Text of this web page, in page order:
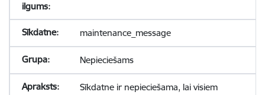
maintenance_message
Nepieciešams
Sīkdatne ir nepieciešama, lai visiem